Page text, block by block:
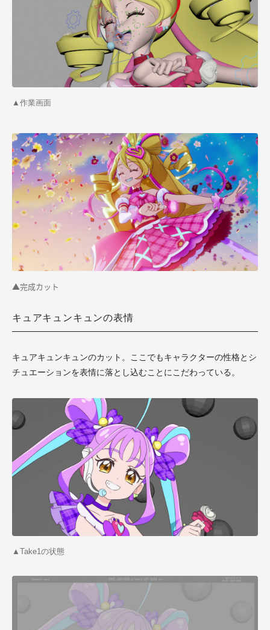
▲作業画面
▲完成カット
キュアキュンキュンの表情
キュアキュンキュンのカット。ここでもキャラクターの性格とシ
チュエーションを表情に落とし込むことにこだわっている。
▲Take1の状態